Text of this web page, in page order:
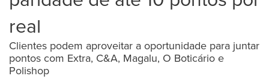
real
Clientes podem aproveitar a oportunidade para juntar
pontos com Extra, C&A, Magalu, O Boticário e
Polishop